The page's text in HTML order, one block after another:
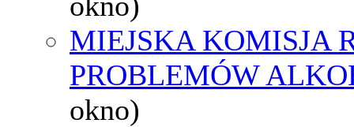
MIEJSKA KOMISJA
PROBLEMÓW
okno)